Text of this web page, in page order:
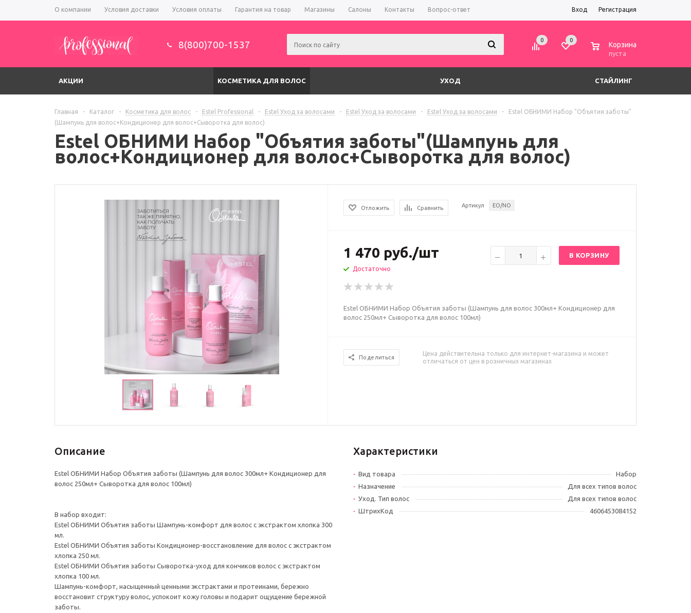
О компании Условия доставки Условия оплаты Гарантия на товар Магазины Салоны Контакты Вопрос-ответ Вход Регистрация
8(800)700-1537 0 0
Корзина
пуста
АКЦИИ КОСМЕТИКА ДЛЯ ВОЛОС УХОД СТАЙЛИНГ
Главная - Каталог - Косметика для волос - Estel Professional - Estel Уход за волосами - Estel Уход за волосами - Estel Уход за волосами -
Estel ОБНИМИ Набор "Объятия заботы"
(Шампунь для волос+Кондиционер для волос+Сыворотка для волос)
Estel ОБНИМИ Набор "Объятия заботы"(Шампунь для
волос+Кондиционер для волос+Сыворотка для волос)
Отложить Сравнить Артикул ЕО/NO
1 470 руб./шт
Достаточно
В КОРЗИНУ
Estel ОБНИМИ Набор Объятия заботы (Шампунь для волос 300мл+ Кондиционер для
волос 250мл+ Сыворотка для волос 100мл)
Поделиться
Цена действительна только для интернет-магазина и может
отличаться от цен в розничных магазинах
Описание
Estel ОБНИМИ Набор Объятия заботы (Шампунь для волос 300мл+ Кондиционер для
волос 250мл+ Сыворотка для волос 100мл)
В набор входит:
Estel ОБНИМИ Объятия заботы Шампунь-комфорт для волос с экстрактом хлопка 300
мл.
Estel ОБНИМИ Объятия заботы Кондиционер-восстановление для волос с экстрактом
хлопка 250 мл.
Estel ОБНИМИ Объятия заботы Сыворотка-уход для кончиков волос с экстрактом
хлопка 100 мл.
Шампунь-комфорт, насыщенный ценными экстрактами и протеинами, бережно
восстановит структуру волос, успокоит кожу головы и подарит ощущение бережной
заботы.
Характеристики
Вид товара
Набор
Назначение
Для всех типов волос
Уход. Тип волос
Для всех типов волос
ШтрихКод
4606453084152